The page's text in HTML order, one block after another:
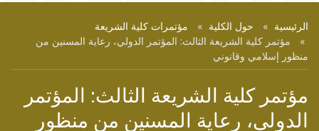
الرئيسية حول الكلية
مؤتمرات كلية الشريعة
مؤتمر كلية الشريعة الثالث: المؤتمر الدولي، رعاية المسنين من
منظور إسلامي وقانوني
مؤتمر كلية الشريعة الثالث: المؤتمر
الدولي، رعاية المسنين من منظور